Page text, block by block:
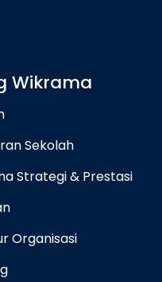
Wikrama
Sekolah
Strategi & Prestasi
Organisasi